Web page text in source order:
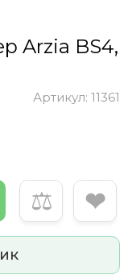
Arzia BS4,
Артикул: 11361
⚖ ❤